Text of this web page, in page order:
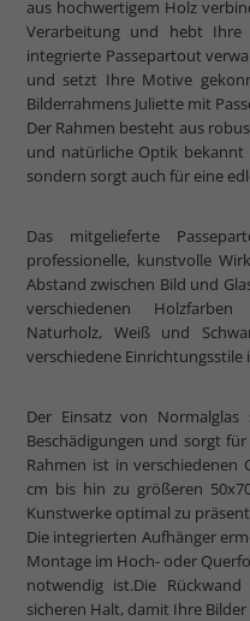
aus hochwertigem Holz
Verarbeitung und hebt
integrierte Passepartout
und setzt Ihre Motive
Bilderrahmens Juliette mit
Der Rahmen besteht aus
und natürliche Optik
sondern sorgt auch für eine
Das mitgelieferte
professionelle, kunstvolle
Abstand zwischen Bild und
verschiedenen
Naturholz, Weiß und
verschiedene Einrichtungsstile
Der Einsatz von
Beschädigungen und sorgt
Rahmen ist in verschiedenen
cm bis hin zu größeren
Kunstwerke optimal zu
Die integrierten Aufhänger
Montage im Hoch- oder
notwendig ist.Die
sicheren Halt, damit Ihre